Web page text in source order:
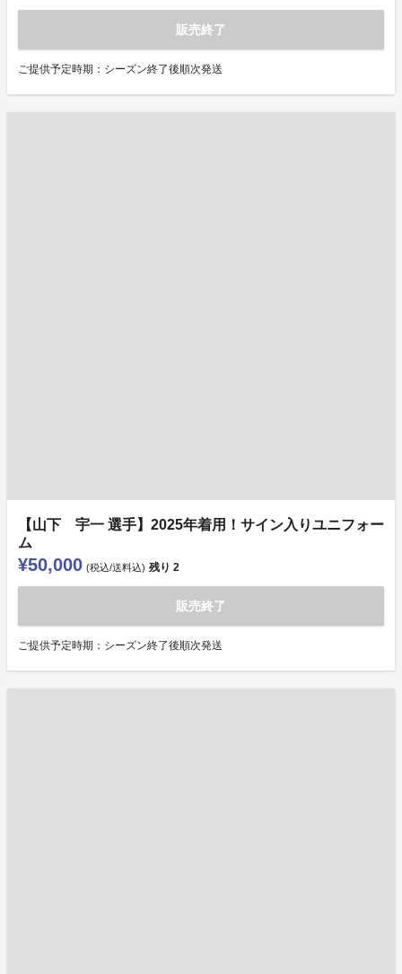
販売終了
ご提供予定時期：シーズン終了後順次発送
【山下 宇一 選手】2025年着用！サイン入りユニフォー
ム
¥50,000 (税込/送料込) 残り 2
販売終了
ご提供予定時期：シーズン終了後順次発送